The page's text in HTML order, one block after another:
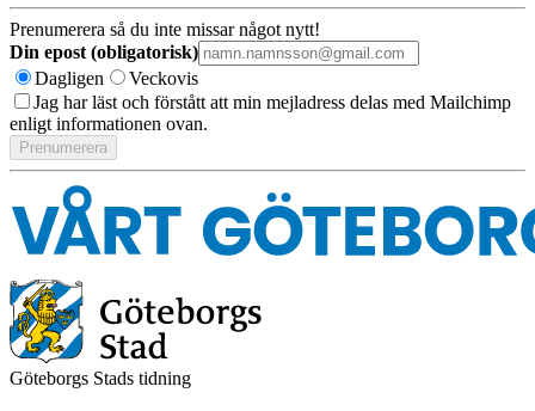
Prenumerera så du inte missar något nytt!
Din epost (obligatorisk)
Dagligen
Veckovis
Jag har läst och förstått att min mejladress delas med Mailchimp
enligt informationen ovan.
Göteborgs Stads tidning